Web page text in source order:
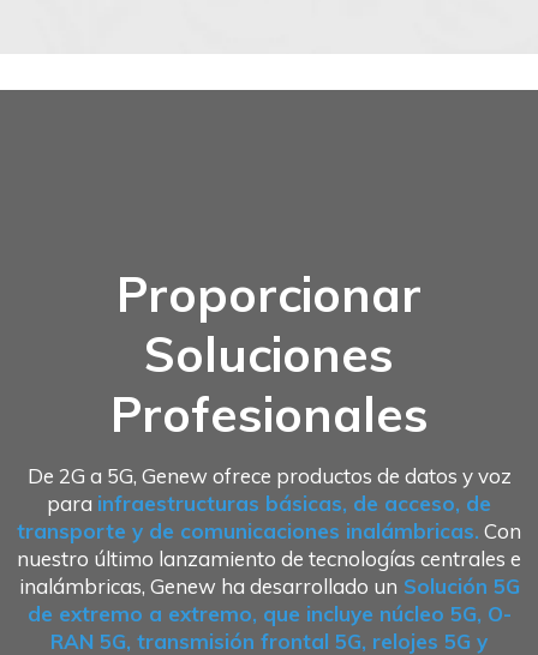
Proporcionar
Soluciones
Profesionales
De 2G a 5G, Genew ofrece productos de datos y voz
para infraestructuras básicas, de acceso, de
transporte y de comunicaciones inalámbricas. Con
nuestro último lanzamiento de tecnologías centrales e
inalámbricas, Genew ha desarrollado un Solución 5G
de extremo a extremo, que incluye núcleo 5G, O-
RAN 5G, transmisión frontal 5G, relojes 5G y